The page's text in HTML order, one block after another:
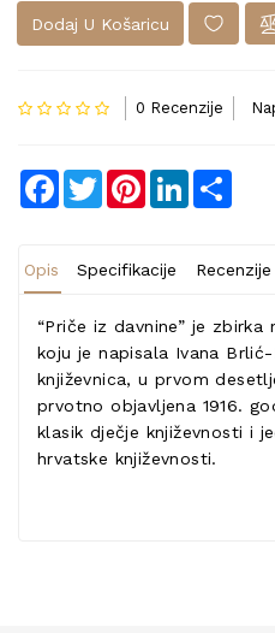
Dodaj U Košaricu
0 Recenzije
Facebook
TwitterPinterestLinkedIn
Opis Specifikacije
“Priče iz davnine” je
koju je napisala Ivana
književnica, u prvom
prvotno objavljena 1916.
klasik dječje književnosti i
hrvatske književnosti.